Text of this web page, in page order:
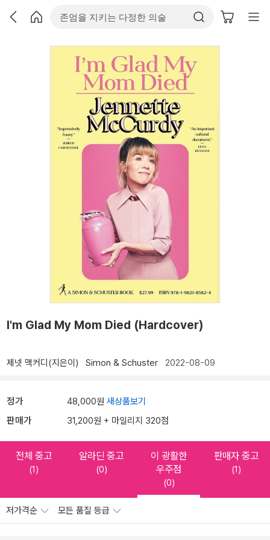
I'm Glad My Mom Died (Hardcover)
제넷 맥커디(지은이) Simon & Schuster 2022-08-09
정가 48,000원 새상품보기
판매가 31,200원 + 마일리지 320점
전체 중고
(1)
알라딘 중고
(0)
이 광활한
우주점
(0)
판매자 중고
(1)
저가격순 모든 품질 등급